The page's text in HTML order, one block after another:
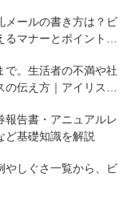
メールの書き方は？ビ
るマナーとポイントを
で。生活者の不満や社
の伝え方｜アイリスオ
報告書・アニュアルレ
ど基礎知識を解説
やしぐさ一覧から、ビ